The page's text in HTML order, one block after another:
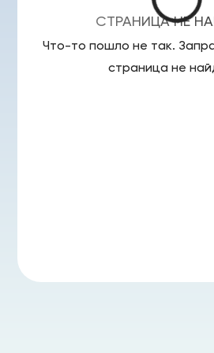
СТРАНИЦА НЕ
Что-то пошло не так.
страница не